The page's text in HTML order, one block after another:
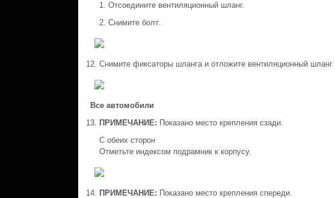
Отсоедините вентиляционный шланг.
Снимите болт.
Снимите фиксаторы шланга и отложите вентиляционный шланг
Все автомобили
ПРИМЕЧАНИЕ: Показано место крепления сзади.
С обеих сторон
Отметьте индексом подрамник к корпусу.
ПРИМЕЧАНИЕ: Показано место крепления спереди.